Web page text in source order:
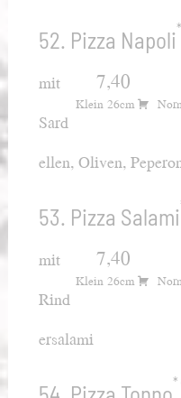
52. Pizza Napoli
7,40
Klein 26cm
mit
Sard
ellen, Oliven,
53. Pizza Salami
7,40
Klein 26cm
mit
Rind
ersalami